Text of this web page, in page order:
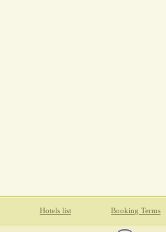
Hotels list Booking Terms